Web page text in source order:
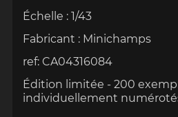
Échelle : 1/43
Fabricant : Minichamps
ref: CA04316084
Édition limitée - 200
individuellement